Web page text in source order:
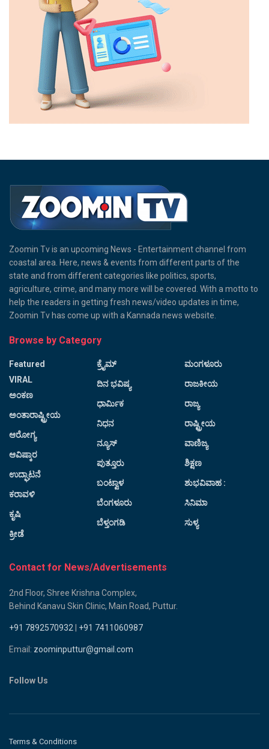
Zoomin Tv is an upcoming News - Entertainment channel from
coastal area. Here, news & events from different parts of the
state and from different categories like politics, sports,
agriculture, crime, and many more will be covered. With a motto to
help the readers in getting fresh news/video updates in time,
Zoomin Tv has come up with a Kannada news website.
Browse by Category
Featured
VIRAL
ಅಂಕಣ
ಅಂತಾರಾಷ್ಟ್ರೀಯ
ಆರೋಗ್ಯ
ಆವಿಷ್ಕಾರ
ಉದ್ಘಾಟನೆ
ಕರಾವಳಿ
ಕೃಷಿ
ಕ್ರೀಡೆ
ಕ್ರೈಮ್
ದಿನ ಭವಿಷ್ಯ
ಧಾರ್ಮಿಕ
ನಿಧನ
ನ್ಯೂಸ್
ಪುತ್ತೂರು
ಬಂಟ್ವಾಳ
ಬೆಂಗಳೂರು
ಬೆಳ್ತಂಗಡಿ
ಮಂಗಳೂರು
ರಾಜಕೀಯ
ರಾಜ್ಯ
ರಾಷ್ಟ್ರೀಯ
ವಾಣಿಜ್ಯ
ಶಿಕ್ಷಣ
ಶುಭವಿವಾಹ :
ಸಿನಿಮಾ
ಸುಳ್ಯ
Contact for News/Advertisements
2nd Floor, Shree Krishna Complex,
Behind Kanavu Skin Clinic, Main Road, Puttur.
+91 7892570932 +91 7411060987
Email: zoominputtur@gmail.com
Follow Us
Terms & Conditions